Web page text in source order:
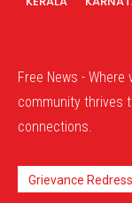
Free News -
community thrives
connections.
Grievance